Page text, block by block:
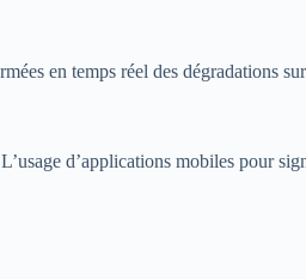
en temps réel des dégradations
d’applications mobiles pour